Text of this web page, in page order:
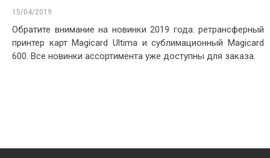
15/04/2019
Обратите внимание на новинки 2019 года: ретрансферный
принтер карт Magicard Ultima и сублимационный Magicard
600. Все новинки ассортимента уже доступны для заказа.